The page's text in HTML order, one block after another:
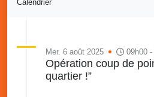
Calendrier
Mer. 6 août 2025 09h00 -
Opération coup de
quartier !”